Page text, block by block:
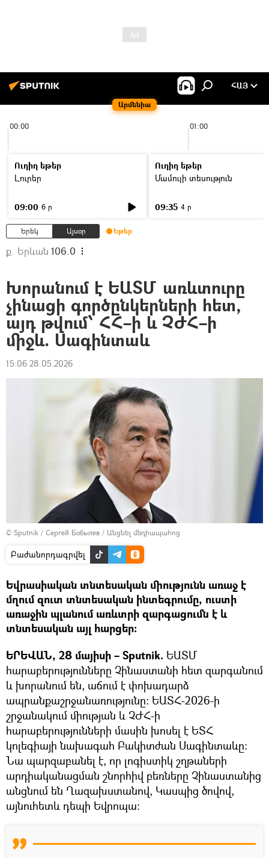
Արմենիա
ՀԱՅ
00:00 01:00
Ուղիղ եթեր
Լուրեր
09:00 6 ր
Ուղիղ եթեր
Մամուլի տեսություն
09:35 4 ր
Երեկ Այսօր Եթեր
ք. Երևան 106.0
Խորանում է ԵԱՏՄ առևտուրը
չինացի գործընկերների հետ,
այդ թվում՝ ՀՀ–ի և ՉԺՀ–ի
միջև. Սագինտաև
15:06 28.05.2026
© Sputnik / Сергей Бобылев / Անցնել մեդիապահոց
Բաժանորդագրվել
Եվրասիական տնտեսական միությունն առաջ է
մղում զուտ տնտեսական ինտեգրումը, ուստի
առաջին պլանում առևտրի զարգացումն է և
տնտեսական այլ հարցեր։
ԵՐԵՎԱՆ, 28 մայիսի – Sputnik. ԵԱՏՄ
հարաբերությունները Չինաստանի հետ զարգանում
և խորանում են, աճում է փոխադարձ
ապրանքաշրջանառությունը։ ԵԱՏՀ-2026-ի
շրջանակում միության և ՉԺՀ-ի
հարաբերությունների մասին խոսել է ԵՏՀ
կոլեգիայի նախագահ Բակիտժան Սագինտաևը։
Նա պարզաբանել է, որ լոգիստիկ շղթաների
արդիականացման շնորհիվ բեռները Չինաստանից
անցնում են Ղազախստանով, Կասպից ծովով,
այնուհետև դեպի Եվրոպա։